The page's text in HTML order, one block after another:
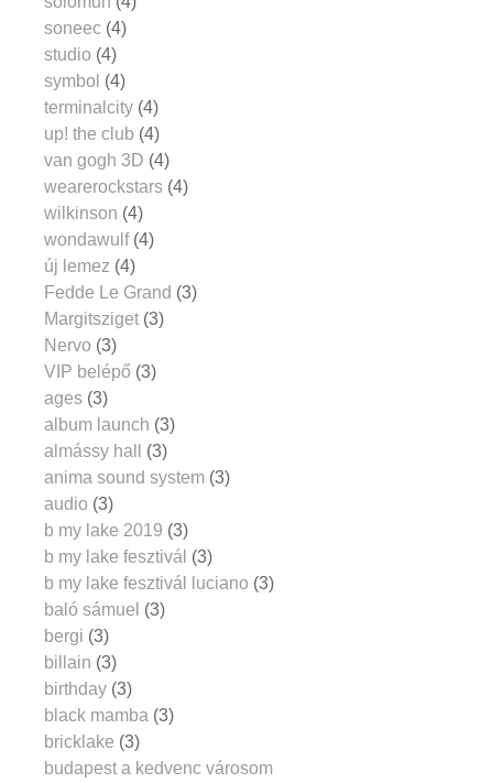
soneec (4)
studio (4)
symbol (4)
terminalcity (4)
up! the club (4)
van gogh 3D (4)
wearerockstars (4)
wilkinson (4)
wondawulf (4)
új lemez (4)
Fedde Le Grand (3)
Margitsziget (3)
Nervo (3)
VIP belépő (3)
ages (3)
album launch (3)
almássy hall
(3)
anima sound system (3)
audio (3)
b my lake 2019 (3)
b my lake fesztivál (3)
b my lake fesztivál luciano (3)
baló sámuel (3)
bergi (3)
billain (3)
birthday (3)
black mamba (3)
bricklake (3)
budapest a kedvenc városom